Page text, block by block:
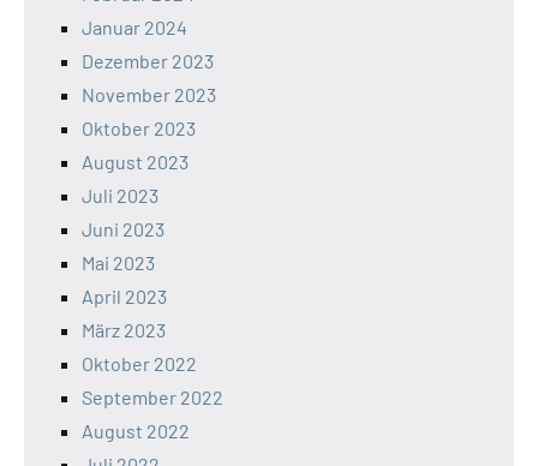
Januar 2024
Dezember 2023
November 2023
Oktober 2023
August 2023
Juli 2023
Juni 2023
Mai 2023
April 2023
März 2023
Oktober 2022
September 2022
August 2022